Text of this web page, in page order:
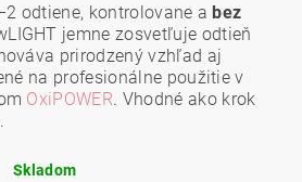
odtiene, kontrolovane a bez
jemne zosvetľuje odtieň
prirodzený vzhľad aj
na profesionálne použitie v
OxiPOWER. Vhodné ako krok
Skladom